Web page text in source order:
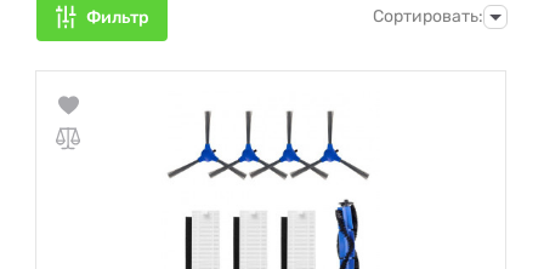
Фильтр Сортировать: